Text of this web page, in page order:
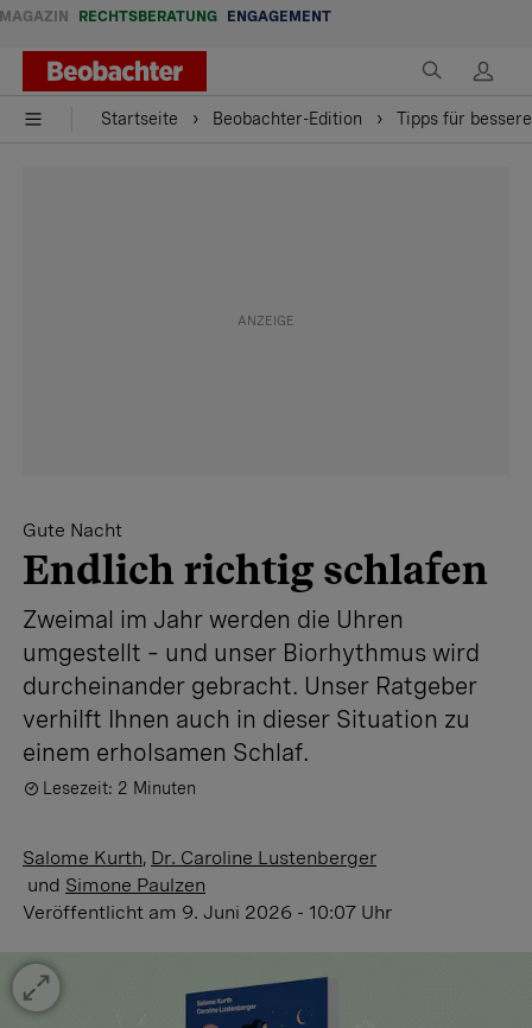
MAGAZIN RECHTSBERATUNG ENGAGEMENT
Startseite Beobachter-Edition Tipps für
Gute Nacht
Endlich richtig schlafen
Zweimal im Jahr werden die Uhren
umgestellt – und unser Biorhythmus wird
durcheinander gebracht. Unser Ratgeber
verhilft Ihnen auch in dieser Situation zu
einem erholsamen Schlaf.
Lesezeit: 2 Minuten
Salome Kurth, Dr. Caroline Lustenberger
und Simone Paulzen
Veröffentlicht am 9. Juni 2026 - 10:07 Uhr